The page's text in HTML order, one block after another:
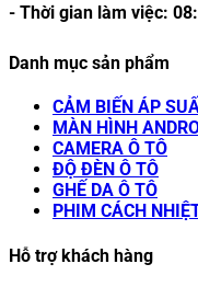
- Thời gian làm việc:
Danh mục sản phẩm
CẢM BIẾN ÁP
MÀN HÌNH
CAMERA Ô TÔ
ĐỘ ĐÈN Ô TÔ
GHẾ DA Ô TÔ
PHIM CÁCH
Hỗ trợ khách hàng